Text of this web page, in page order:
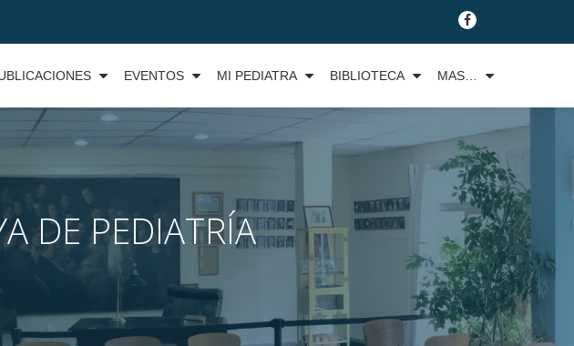
fa-
facebook
EVENTOS MI PEDIATRA BIBLIOTECA MAS…
DE PEDIATRÍA